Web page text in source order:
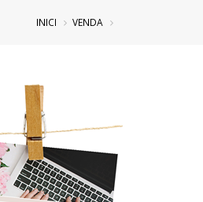
INICI VENDA